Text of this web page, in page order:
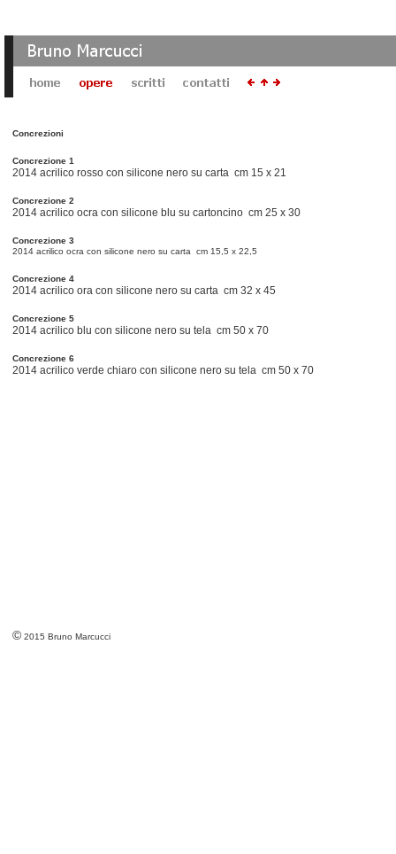
Concrezioni
Concrezione 1
2014 acrilico rosso con silicone nero su carta cm 15 x 21
Concrezione 2
2014 acrilico ocra con silicone blu su cartoncino cm 25 x 30
Concrezione 3
2014 acrilico ocra con silicone nero su carta cm 15,5 x 22,5
Concrezione 4
2014 acrilico ora con silicone nero su carta cm 32 x 45
Concrezione 5
2014 acrilico blu con silicone nero su tela cm 50 x 70
Concrezione 6
2014 acrilico verde chiaro con silicone nero su tela cm 50 x 70
© 2015 Bruno Marcucci